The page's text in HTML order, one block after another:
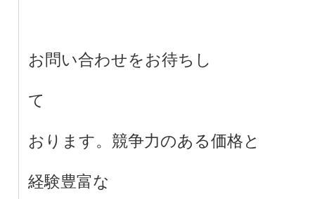
お問い合わせをお待ちし
て
おります。競争力のある価格と
経験豊富な